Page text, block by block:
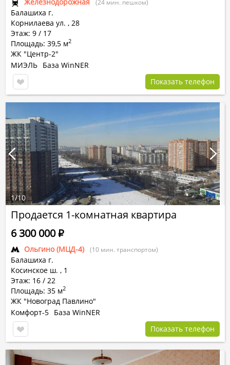
(24 мин. пешком)
Балашиха г.
Корнилаева ул. , 28
Этаж: 9 / 17
Площадь: 39,5 м2
ЖК "Центр-2"
МИЭЛЬ База WinNER
Показать телефон
Продается 1-комнатная квартира
Ольгино (МЦД-4) (10 мин. транспортом)
Балашиха г.
Косинское ш. , 1
Этаж: 16 / 22
Площадь: 35 м2
ЖК "Новоград Павлино"
6 300 000Р
Комфорт-5 База WinNER
Показать телефон
1/10